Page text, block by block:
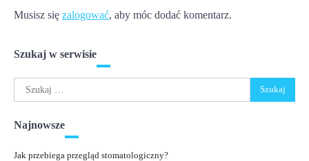
Musisz się zalogować, aby móc dodać komentarz.
Szukaj w serwisie
Szukaj:
Najnowsze
Jak przebiega przegląd stomatologiczny?